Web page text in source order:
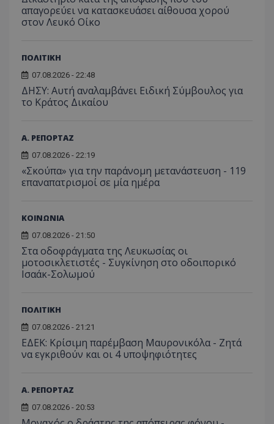
απαγορεύει να κατασκευάσει αίθουσα χορού
στον Λευκό Οίκο
ΠΟΛΙΤΙΚΗ
07.08.2026 - 22:48
ΔΗΣΥ: Αυτή αναλαμβάνει Ειδική Σύμβουλος για
το Κράτος Δικαίου
Α. ΡΕΠΟΡΤΑΖ
07.08.2026 - 22:19
«Σκούπα» για την παράνομη μετανάστευση - 119
επαναπατρισμοί σε μία ημέρα
ΚΟΙΝΩΝΙΑ
07.08.2026 - 21:50
Στα οδοφράγματα της Λευκωσίας οι
μοτοσικλετιστές - Συγκίνηση στο οδοιπορικό
Ισαάκ-Σολωμού
ΠΟΛΙΤΙΚΗ
07.08.2026 - 21:21
ΕΔΕΚ: Κρίσιμη παρέμβαση Μαυρονικόλα - Ζητά
να εγκριθούν και οι 4 υποψηφιότητες
Α. ΡΕΠΟΡΤΑΖ
07.08.2026 - 20:53